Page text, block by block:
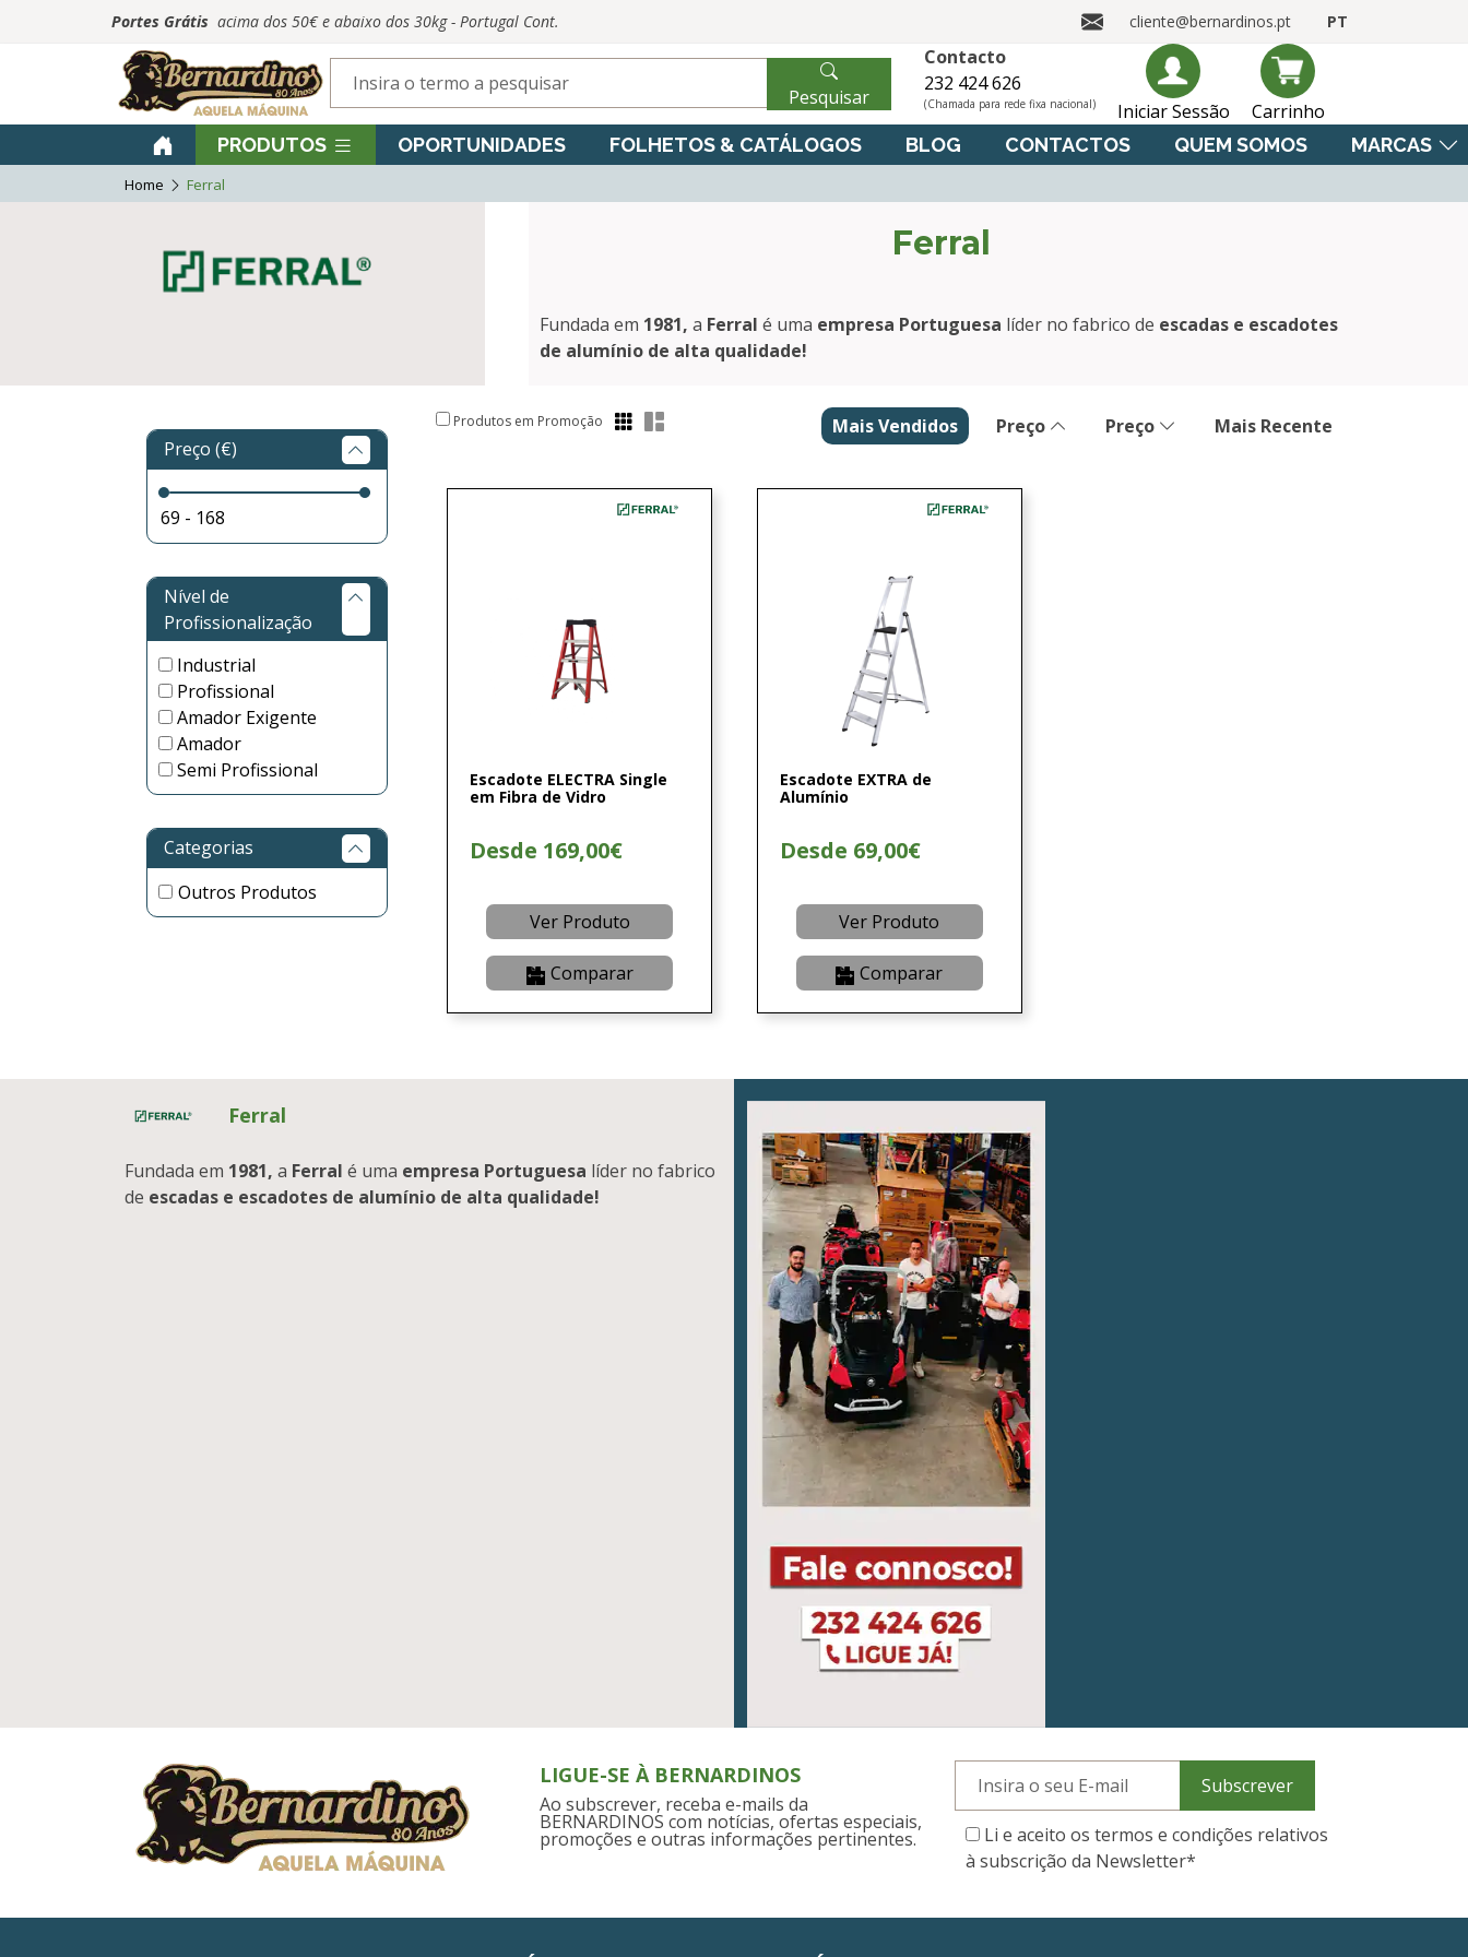
Portes Grátis acima dos 50€ e abaixo dos 30kg - Portugal Cont. cliente@bernardinos.pt PT
Pesquisar
Contacto
232 424 626
(Chamada para rede fixa nacional) Iniciar Sessão Carrinho
PRODUTOS OPORTUNIDADES FOLHETOS & CATÁLOGOS BLOG CONTACTOS QUEM SOMOS MARCAS
Home Ferral
Ferral
Fundada em 1981, a Ferral é uma empresa Portuguesa líder no fabrico de escadas e escadotes
de alumínio de alta qualidade!
Preço (€)
Nível de
Profissionalização
Industrial
Profissional
Amador Exigente
Amador
Semi Profissional
Categorias
Outros Produtos
Produtos em Promoção Mais Vendidos Preço Preço Mais Recente
Escadote ELECTRA Single
em Fibra de Vidro
Desde 169,00€
Ver Produto
Comparar
Escadote EXTRA de
Alumínio
Desde 69,00€
Ver Produto
Comparar
Ferral
Fundada em 1981, a Ferral é uma empresa Portuguesa líder no fabrico
de escadas e escadotes de alumínio de alta qualidade!
LIGUE-SE À BERNARDINOS
Ao subscrever, receba e-mails da
BERNARDINOS com notícias, ofertas especiais,
promoções e outras informações pertinentes.
Subscrever
Li e aceito os termos e condições relativos
à subscrição da Newsletter*